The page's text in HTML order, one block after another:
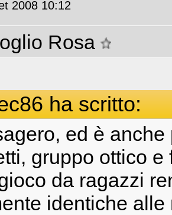
2008 10:12
Rosa
ha scritto:
ed è
gruppo ottico
da ragazzi
identiche